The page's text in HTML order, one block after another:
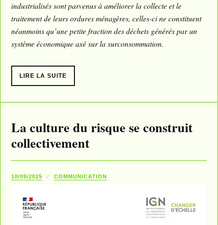
industrialisés sont parvenus à améliorer la collecte et le
traitement de leurs ordures ménagères, celles-ci ne constituent
néanmoins qu’une petite fraction des déchets générés par un
système économique axé sur la surconsommation.
LIRE LA SUITE
La culture du risque se construit
collectivement
10/09/2025 COMMUNICATION